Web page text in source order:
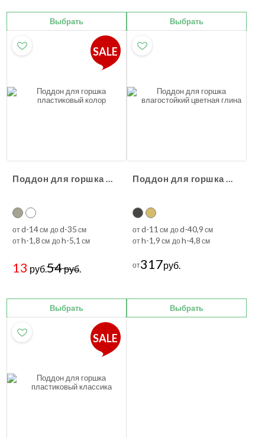
Выбрать Выбрать
SALE
Поддон для горшка пластиковый колор
отd-14см доd-35 см
отh-1,8 см доh-5,1 см
13 руб.54руб.
Выбрать
Поддон для горшка влагостойкий цветная глина
отd-11 см доd-40,9 см
отh-1,9 см доh-4,8 см
от317руб.
Выбрать
SALE